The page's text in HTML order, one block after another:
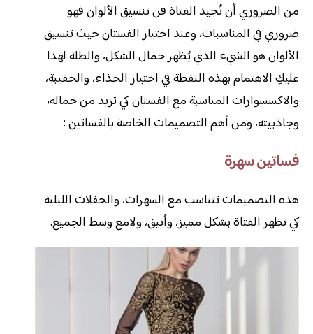
من الضروري أن تُجيد الفتاة فن تنسيق الألوان فهو
ضروري في المناسبات، وعند اختيار الفستان حيث تنسيق
الألوان هو الشيء الذي يُظهر جمال الشكل، والطلة لهذا
عليكِ الاهتمام بهذه النقطة في اختيار الحذاء، والحقيبة،
والاكسسوارات المناسبة مع الفستان كي تزيد من جماله،
وجاذبيته، ومن أهم التصميمات الخاصة بالفساتين :
فساتين سهرة
هذه التصميمات تتناسب مع السهرات، والحفلات الليلية
كي تظهر الفتاة بشكل مميز، وأنيق، ولامع وسط الجميع.